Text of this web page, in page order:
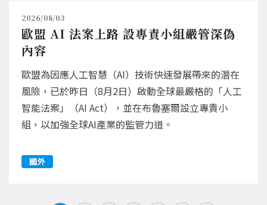
2026/08/03
歐盟 AI 法案上路 設專責小組嚴管深偽
內容
歐盟為因應人工智慧（AI）技術快速發展帶來的潛在
風險，已於昨日（8月2日）啟動全球最嚴格的「人工
智能法案」（AI Act），並在布魯塞爾設立專責小
組，以加強全球AI產業的監管力道。
國外